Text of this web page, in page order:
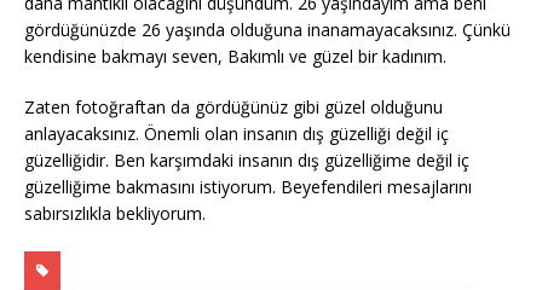
gördüğünüzde 26 yaşında olduğuna inanamayacaksınız. Çünkü
kendisine bakmayı seven, Bakımlı ve güzel bir kadınım.
Zaten fotoğraftan da gördüğünüz gibi güzel olduğunu
anlayacaksınız. Önemli olan insanın dış güzelliği değil iç
güzelliğidir. Ben karşımdaki insanın dış güzelliğime değil iç
güzelliğime bakmasını istiyorum. Beyefendileri mesajlarını
sabırsızlıkla bekliyorum.